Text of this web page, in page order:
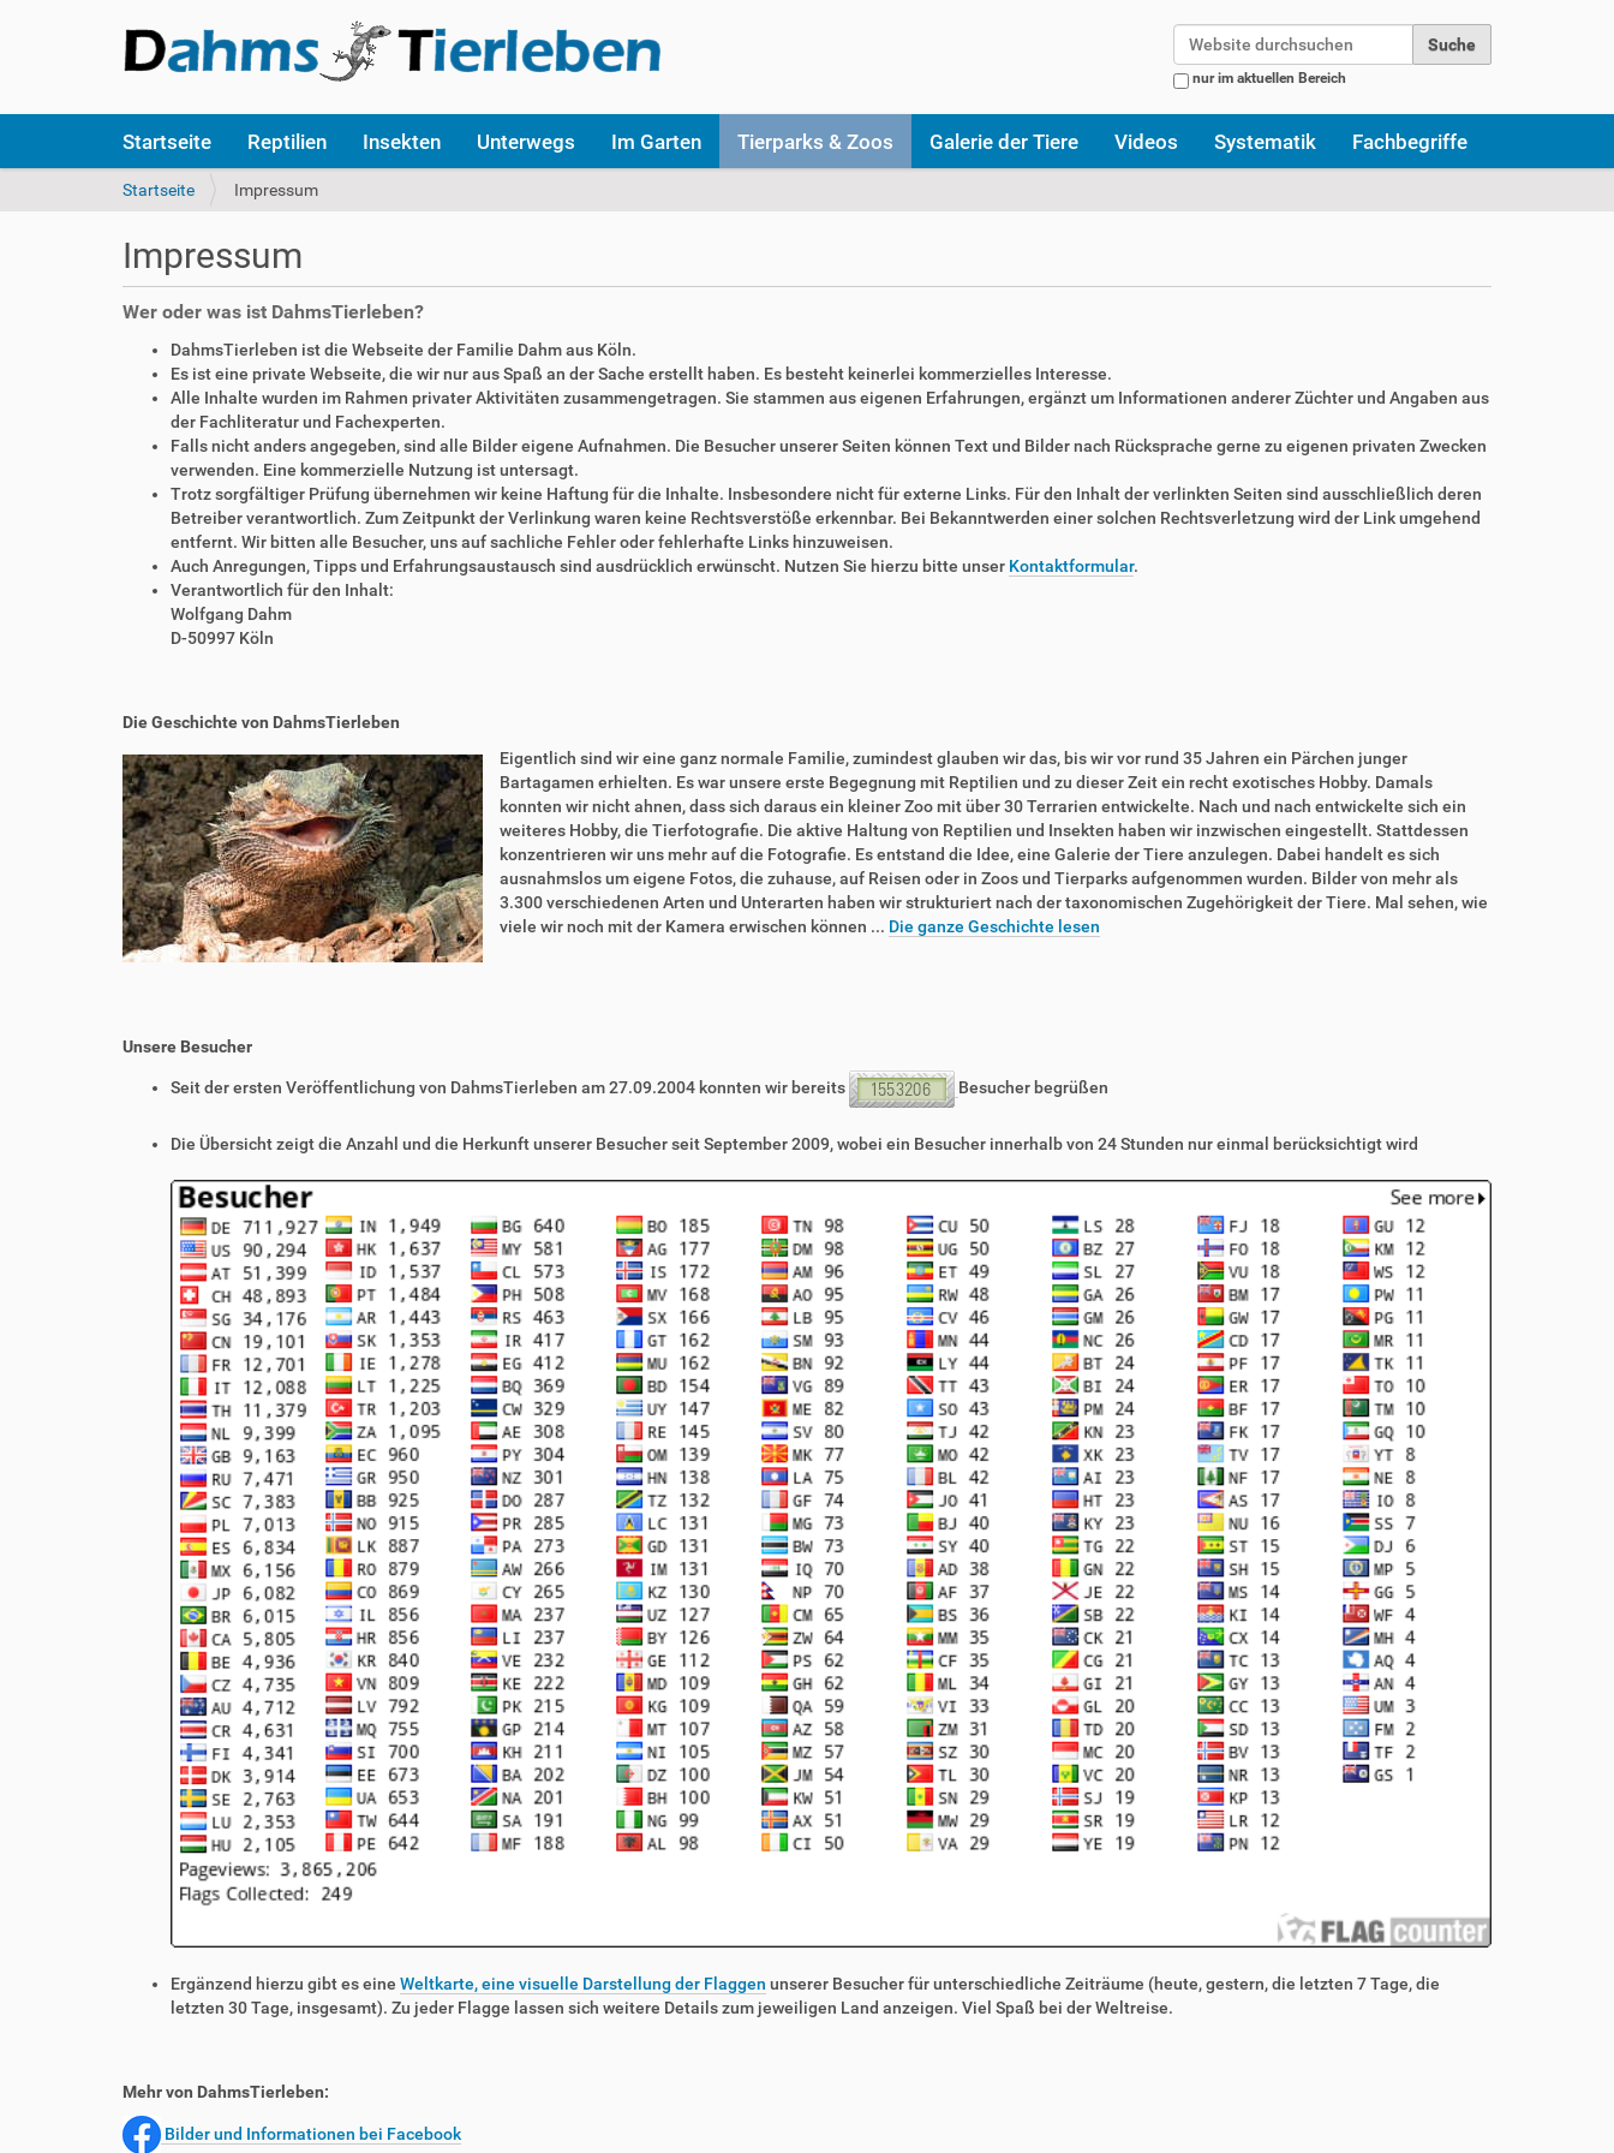
nur im aktuellen Bereich
k
Startseite Reptilien Insekten Unterwegs Im Garten Tierparks & Zoos Galerie der Tiere Videos Systematik Fachbegriffe
S
i
n
Startseite Impressum
Impressum
Wer oder was ist DahmsTierleben?
DahmsTierleben ist die Webseite der Familie Dahm aus Köln.
Es ist eine private Webseite, die wir nur aus Spaß an der Sache erstellt haben. Es besteht keinerlei kommerzielles Interesse.
Alle Inhalte wurden im Rahmen privater Aktivitäten zusammengetragen. Sie stammen aus eigenen Erfahrungen, ergänzt um Informationen anderer Züchter und Angaben aus
der Fachliteratur und Fachexperten.
Falls nicht anders angegeben, sind alle Bilder eigene Aufnahmen. Die Besucher unserer Seiten können Text und Bilder nach Rücksprache gerne zu eigenen privaten Zwecken
verwenden. Eine kommerzielle Nutzung ist untersagt.
Trotz sorgfältiger Prüfung übernehmen wir keine Haftung für die Inhalte. Insbesondere nicht für externe Links. Für den Inhalt der verlinkten Seiten sind ausschließlich deren
Betreiber verantwortlich. Zum Zeitpunkt der Verlinkung waren keine Rechtsverstöße erkennbar. Bei Bekanntwerden einer solchen Rechtsverletzung wird der Link umgehend
entfernt. Wir bitten alle Besucher, uns auf sachliche Fehler oder fehlerhafte Links hinzuweisen.
Auch Anregungen, Tipps und Erfahrungsaustausch sind ausdrücklich erwünscht. Nutzen Sie hierzu bitte unser Kontaktformular.
Verantwortlich für den Inhalt:
Wolfgang Dahm
D-50997 Köln
Die Geschichte von DahmsTierleben
Eigentlich sind wir eine ganz normale Familie, zumindest glauben wir das, bis wir vor rund 35 Jahren ein Pärchen junger
Bartagamen erhielten. Es war unsere erste Begegnung mit Reptilien und zu dieser Zeit ein recht exotisches Hobby. Damals
konnten wir nicht ahnen, dass sich daraus ein kleiner Zoo mit über 30 Terrarien entwickelte. Nach und nach entwickelte sich ein
weiteres Hobby, die Tierfotografie. Die aktive Haltung von Reptilien und Insekten haben wir inzwischen eingestellt. Stattdessen
konzentrieren wir uns mehr auf die Fotografie. Es entstand die Idee, eine Galerie der Tiere anzulegen. Dabei handelt es sich
ausnahmslos um eigene Fotos, die zuhause, auf Reisen oder in Zoos und Tierparks aufgenommen wurden. Bilder von mehr als
3.300 verschiedenen Arten und Unterarten haben wir strukturiert nach der taxonomischen Zugehörigkeit der Tiere. Mal sehen, wie
viele wir noch mit der Kamera erwischen können ... Die ganze Geschichte lesen
Unsere Besucher
Seit der ersten Veröffentlichung von DahmsTierleben am 27.09.2004 konnten wir bereits Besucher begrüßen
Die Übersicht zeigt die Anzahl und die Herkunft unserer Besucher seit September 2009, wobei ein Besucher innerhalb von 24 Stunden nur einmal berücksichtigt wird
Ergänzend hierzu gibt es eine Weltkarte, eine visuelle Darstellung der Flaggen unserer Besucher für unterschiedliche Zeiträume (heute, gestern, die letzten 7 Tage, die
letzten 30 Tage, insgesamt). Zu jeder Flagge lassen sich weitere Details zum jeweiligen Land anzeigen. Viel Spaß bei der Weltreise.
Mehr von DahmsTierleben:
Bilder und Informationen bei Facebook